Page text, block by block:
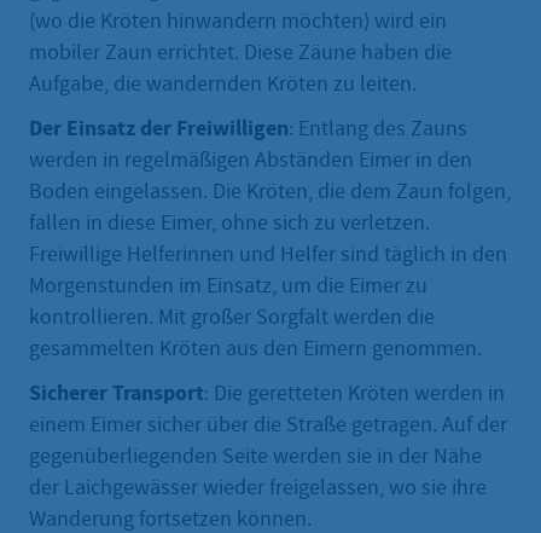
(wo die Kröten hinwandern möchten) wird ein
mobiler Zaun errichtet. Diese Zäune haben die
Aufgabe, die wandernden Kröten zu leiten.
Der Einsatz der Freiwilligen: Entlang des Zauns
werden in regelmäßigen Abständen Eimer in den
Boden eingelassen. Die Kröten, die dem Zaun folgen,
fallen in diese Eimer, ohne sich zu verletzen.
Freiwillige Helferinnen und Helfer sind täglich in den
Morgenstunden im Einsatz, um die Eimer zu
kontrollieren. Mit großer Sorgfalt werden die
gesammelten Kröten aus den Eimern genommen.
Sicherer Transport: Die geretteten Kröten werden in
einem Eimer sicher über die Straße getragen. Auf der
gegenüberliegenden Seite werden sie in der Nähe
der Laichgewässer wieder freigelassen, wo sie ihre
Wanderung fortsetzen können.